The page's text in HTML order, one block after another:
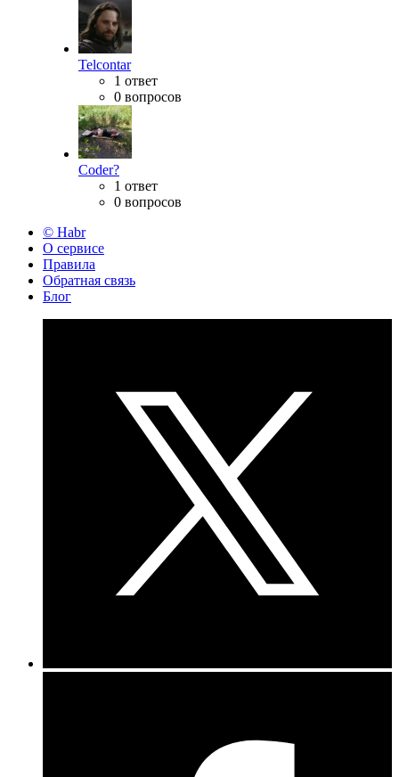
Telcontar
1 ответ
0 вопросов
Coder?
1 ответ
0 вопросов
© Habr
О сервисе
Правила
Обратная связь
Блог